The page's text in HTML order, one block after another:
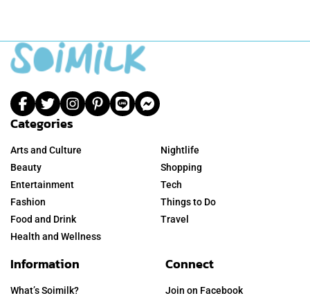
Categories
Arts and Culture
Beauty
Entertainment
Fashion
Food and Drink
Health and Wellness
Nightlife
Shopping
Tech
Things to Do
Travel
Information
What’s Soimilk?
Connect
Join on Facebook